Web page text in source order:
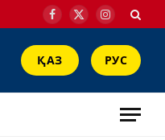
Facebook
X
Instagram
ҚАЗ РУС